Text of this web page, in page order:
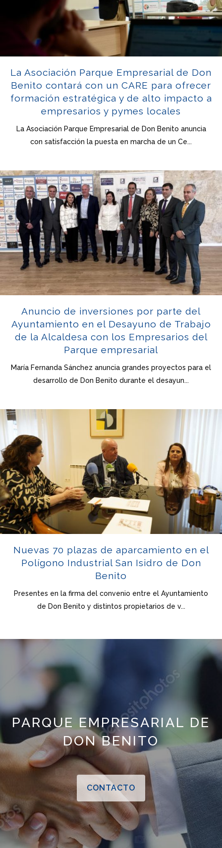
La Asociación Parque Empresarial de Don
Benito contará con un CARE para ofrecer
formación estratégica y de alto impacto a
empresarios y pymes locales
La Asociación Parque Empresarial de Don Benito anuncia
con satisfacción la puesta en marcha de un Ce...
Anuncio de inversiones por parte del
Ayuntamiento en el Desayuno de Trabajo
de la Alcaldesa con los Empresarios del
Parque empresarial
María Fernanda Sánchez anuncia grandes proyectos para el
desarrollo de Don Benito durante el desayun...
Nuevas 70 plazas de aparcamiento en el
Polígono Industrial San Isidro de Don
Benito
Presentes en la firma del convenio entre el Ayuntamiento
de Don Benito y distintos propietarios de v...
PARQUE EMPRESARIAL DE
DON BENITO
CONTACTO